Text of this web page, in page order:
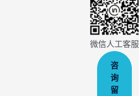
微信人工客服
咨
询
留